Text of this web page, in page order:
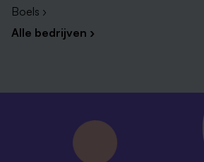
Boels ›
Alle bedrijven ›